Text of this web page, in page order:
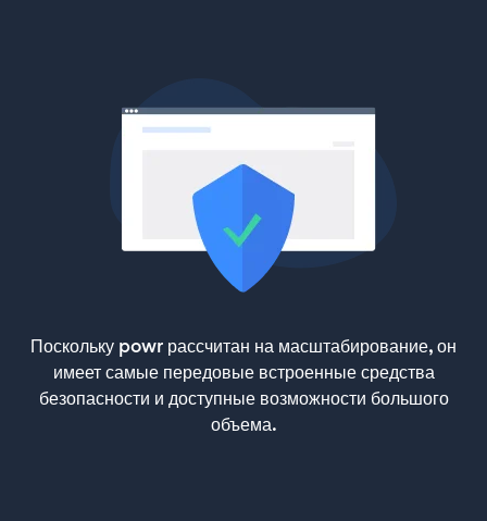
Поскольку powr рассчитан на масштабирование, он
имеет самые передовые встроенные средства
безопасности и доступные возможности большого
объема.